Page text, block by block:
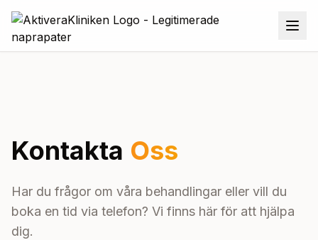
Kontakta Oss
Har du frågor om våra behandlingar eller vill du
boka en tid via telefon? Vi finns här för att hjälpa
dig.